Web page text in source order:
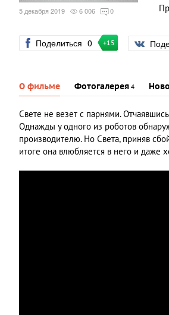
5 декабря 2019 6 006 0
Поделиться 0 +15
О фильме Фотогалерея 4
Свете не везет с парнями.
Однажды у одного из роботов
производителю. Но Света, приняв
итоге она влюбляется в него и даже